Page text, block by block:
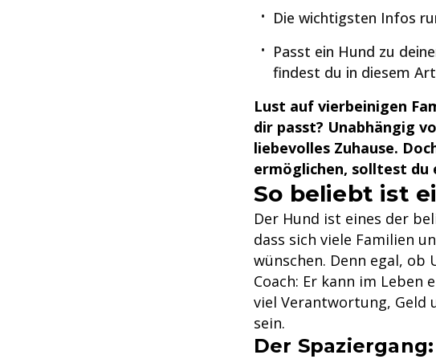
Die wichtigsten Infos
Passt ein Hund zu
findest du in diesem
Lust auf vierbeinigen
dir passt? Unabhängig
liebevolles Zuhause.
ermöglichen, solltest du
So beliebt ist
Der Hund ist eines der
dass sich viele Familien
wünschen. Denn egal,
Coach: Er kann im Leben
viel Verantwortung, Geld
sein.
Der